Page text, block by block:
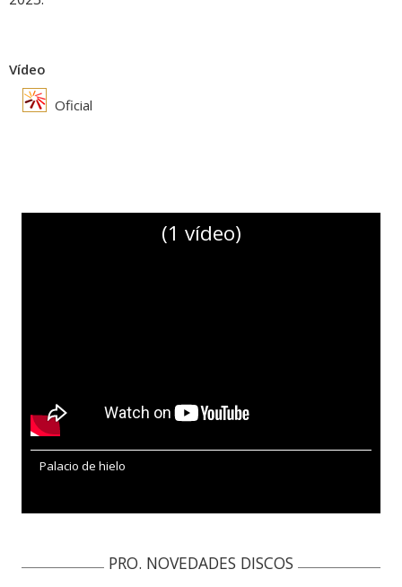
Vídeo
Oficial
(1 vídeo)
Palacio de hielo
PRO. NOVEDADES DISCOS